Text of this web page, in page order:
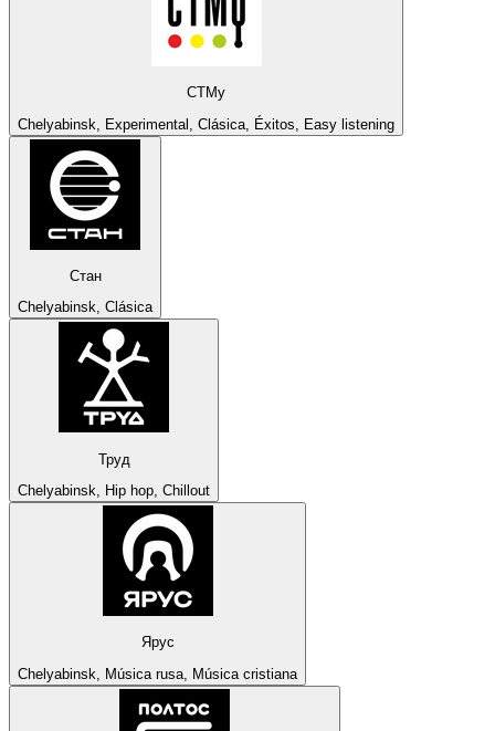
СТМу
Chelyabinsk, Experimental, Clásica, Éxitos, Easy listening
Стан
Chelyabinsk, Clásica
Труд
Chelyabinsk, Hip hop, Chillout
Ярус
Chelyabinsk, Música rusa, Música cristiana